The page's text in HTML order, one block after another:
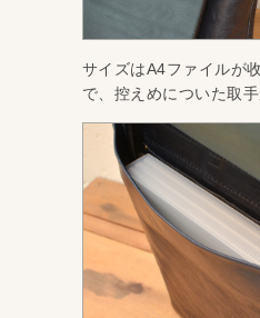
サイズはA4ファイルが
で、控えめについた取